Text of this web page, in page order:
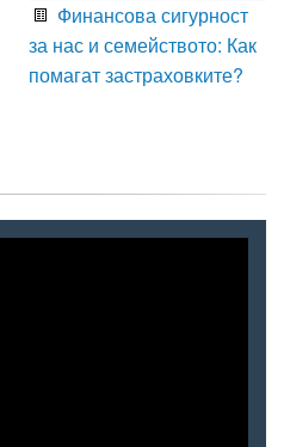
Финансова сигурност
за нас и семейството: Как
помагат застраховките?